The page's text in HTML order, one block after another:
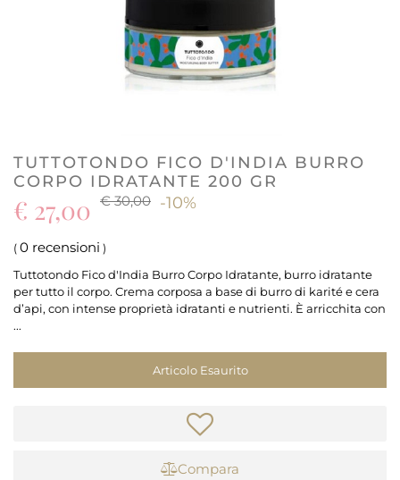
TUTTOTONDO FICO D'INDIA BURRO
CORPO IDRATANTE 200 GR
€ 30,00 -10%
€ 27,00
( 0 recensioni )
Tuttotondo Fico d'India Burro Corpo Idratante, burro idratante
per tutto il corpo. Crema corposa a base di burro di karité e cera
d’api, con intense proprietà idratanti e nutrienti. È arricchita con
...
Articolo Esaurito
Compara